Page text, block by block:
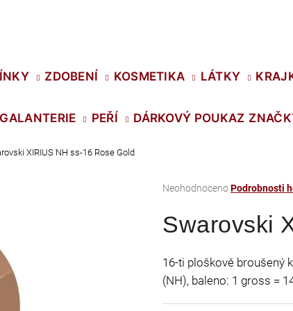
ZDOBENÍ KOSMETIKA LÁTKY
GALANTERIE PEŘÍ DÁRKOVÝ POUKAZ
XIRIUS NH ss-16 Rose Gold
Průměrné
produktu
je
z
5
NeohodnocenoPodrobnosti
Swarovski
16-ti ploškově broušený
(NH), baleno: 1 gross =
Co potřebujete najít?
SWAROVSKI XIRIUS NH SS-16 CRYSTAL
PRECIOSA